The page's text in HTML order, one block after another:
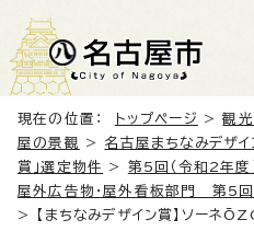
現在の位置： トップページ >観光
屋の景観
> 名古屋まちなみデザイ
賞」選定物件
> 第5回（令和2年度
屋外広告物・屋外看板部門 第5回
> 【まちなみデザイン賞】ソーネ